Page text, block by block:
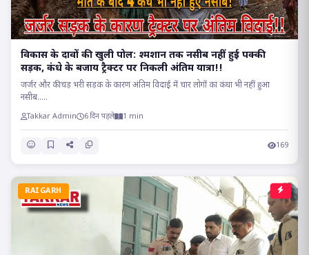
विकास के दावों की खुली पोल: श्मशान तक नसीब नहीं हुई पक्की
सड़क, कंधे के बजाय ट्रैक्टर पर निकली अंतिम यात्रा!!
जर्जर और कीचड़ भरी सड़क के कारण अंतिम विदाई में चार लोगों का कंधा भी नहीं हुआ
नसीब.....
Takkar Admin 6 दिन पहले 1 min
169
RAIGARH